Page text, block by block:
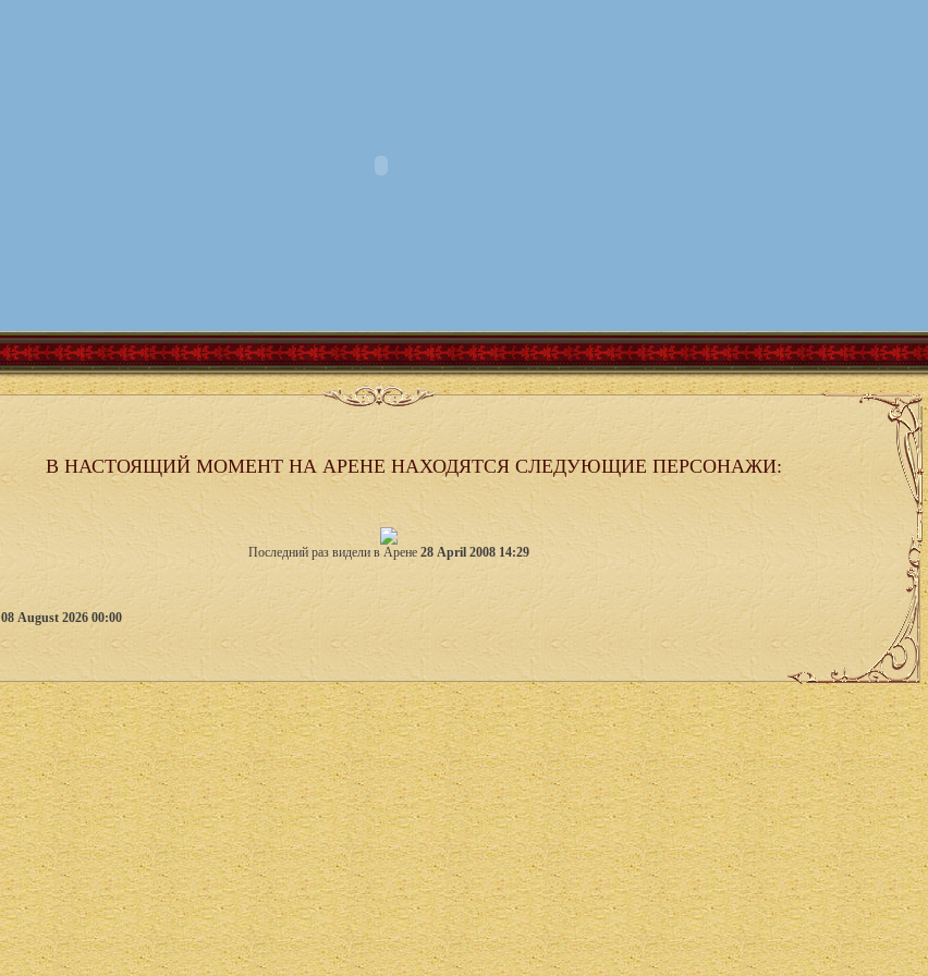
В НАСТОЯЩИЙ МОМЕНТ НА АРЕНЕ НАХОДЯТСЯ СЛЕДУЮЩИЕ ПЕРСОНАЖИ:
Последний раз видели в Арене 28 April 2008 14:29
08 August 2026 00:00